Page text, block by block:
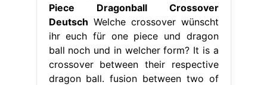
Piece Dragonball Crossover
Deutsch Welche crossover wünscht
ihr euch für one piece und dragon
ball noch und in welcher form? It is a
crossover between their respective
dragon ball. fusion between two of